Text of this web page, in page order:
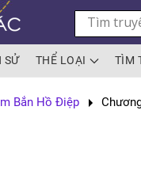
SỬ THỂ LOẠI TÌM
Bắn Hồ Điệp